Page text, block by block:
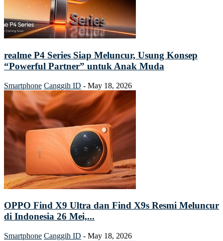
realme P4 Series Siap Meluncur, Usung Konsep
“Powerful Partner” untuk Anak Muda
Smartphone Canggih ID - May 18, 2026
OPPO Find X9 Ultra dan Find X9s Resmi Meluncur
di Indonesia 26 Mei,...
Smartphone Canggih ID - May 18, 2026